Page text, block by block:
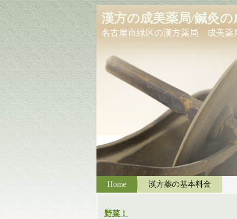
漢方の成美薬局/鍼灸の
名古屋市緑区の漢方薬局 成美薬
Home 漢方薬の基本料金
野菜！